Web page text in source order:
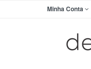
Minha Conta